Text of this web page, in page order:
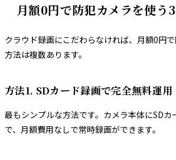
月額0円で防犯カメラを使う
クラウド録画にこだわらなければ、月額0円
方法は複数あります。
方法1. SDカード録画で完全無料運用
最もシンプルな方法です。カメラ本体にSDカ
で、月額費用なしで常時録画ができます。